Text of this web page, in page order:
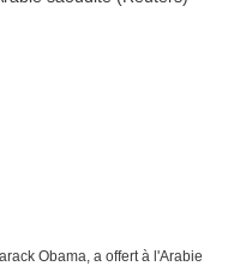
Obama, a offert à l'Arabie